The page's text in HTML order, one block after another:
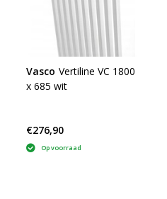
Vasco Vertiline VC 1800
x 685 wit
€276,90
Op voorraad